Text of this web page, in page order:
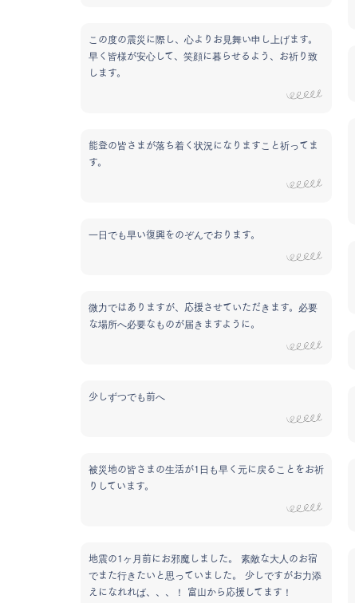
この度の震災に際し、心よりお見舞い申し上げます。
早く皆様が安心して、笑顔に暮らせるよう、お祈り致
します。
能登の皆さまが落ち着く状況になりますこと祈ってま
す。
一日でも早い復興をのぞんでおります。
微力ではありますが、応援させていただきます。必要
な場所へ必要なものが届きますように。
少しずつでも前へ
被災地の皆さまの生活が1日も早く元に戻ることをお祈
りしています。
地震の1ヶ月前にお邪魔しました。 素敵な大人のお宿
でまた行きたいと思っていました。 少しですがお力添
えになれれば、、、！ 富山から応援してます！